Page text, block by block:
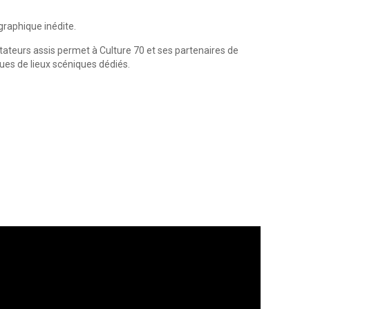
inédite.
assis permet à Culture 70 et ses partenaires de
de lieux scéniques dédiés.